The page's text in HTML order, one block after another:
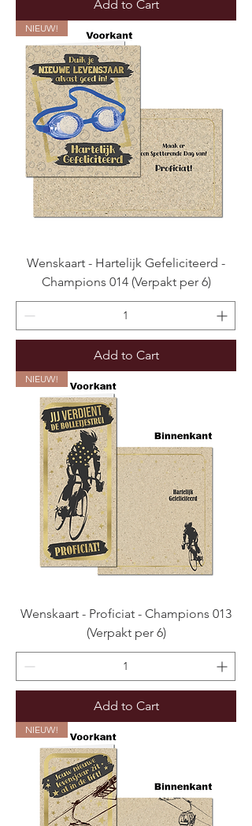
Add to Cart
NIEUW!
Wenskaart - Hartelijk Gefeliciteerd -
Champions 014 (Verpakt per 6)
Add to Cart
NIEUW!
Wenskaart - Proficiat - Champions 013
(Verpakt per 6)
Add to Cart
NIEUW!